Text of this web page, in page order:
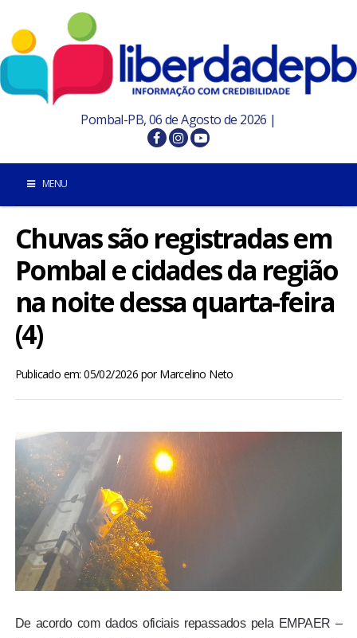
Pombal-PB, 06 de Agosto de 2026 |
MENU
INÍCIO
POMBAL E REGIÃO
ESPORTES
ENTRETENIMENTO
ENQUETE
TV LPB
Chuvas são registradas em
Pombal e cidades da região
na noite dessa quarta-feira
(4)
Publicado em: 05/02/2026 porMarcelino Neto
De acordo com dados oficiais repassados pela EMPAER –